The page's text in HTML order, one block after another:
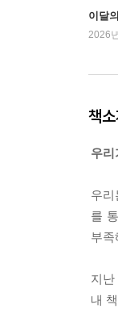
이달
2026
책
우리
우
를
부족
지난
내